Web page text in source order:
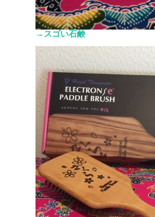
→スゴい石鹸